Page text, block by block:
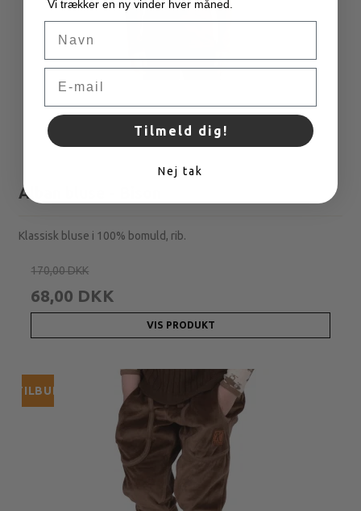
Alban bluse - Bison
Klassisk bluse i 100% bomuld, rib.
170,00 DKK
68,00 DKK
VIS PRODUKT
TILBUD
Vi trækker en ny vinder hver måned.
Tilmeld dig!
Nej tak